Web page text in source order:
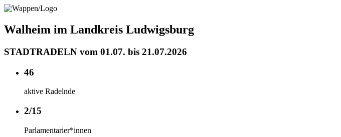
Walheim im Landkreis Ludwigsburg
STADTRADELN vom 01.07. bis 21.07.2026
46
aktive Radelnde
2/15
Parlamentarier*innen